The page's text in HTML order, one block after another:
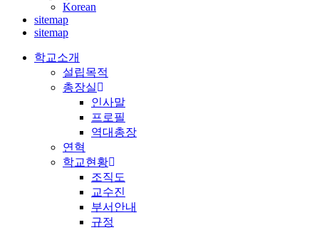
Korean
sitemap
sitemap
학교소개
설립목적
총장실
인사말
프로필
역대총장
연혁
학교현황
조직도
교수진
부서안내
규정